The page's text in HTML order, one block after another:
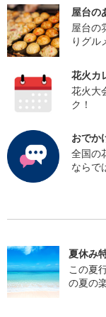
屋台の
屋台の
りグル
花火カ
花火大
ク！
おでか
全国の
ならで
夏休み
この夏
の夏の